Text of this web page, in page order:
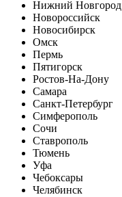
Нижний Новгород
Новороссийск
Новосибирск
Омск
Пермь
Пятигорск
Ростов-На-Дону
Самара
Санкт-Петербург
Симферополь
Сочи
Ставрополь
Тюмень
Уфа
Чебоксары
Челябинск